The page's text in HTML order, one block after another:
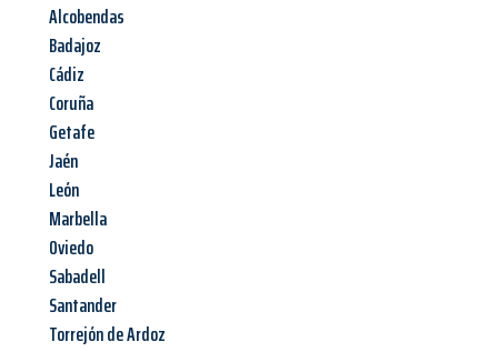
Alcobendas
Badajoz
Cádiz
Coruña
Getafe
Jaén
León
Marbella
Oviedo
Sabadell
Santander
Torrejón de Ardoz